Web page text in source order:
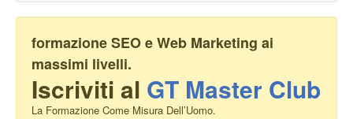
formazione SEO e Web Marketing ai
massimi livelli.
Iscriviti al GT Master Club
La Formazione Come Misura Dell’Uomo.